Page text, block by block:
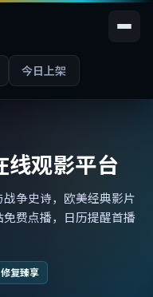
今日上架
线观影平台
争史诗，欧美经典影片
费点播，日历提醒首播
修复臻享